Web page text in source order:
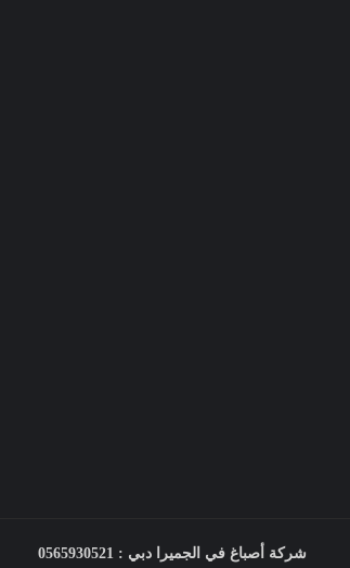
شركة أصباغ في الجميرا دبي : 0565930521